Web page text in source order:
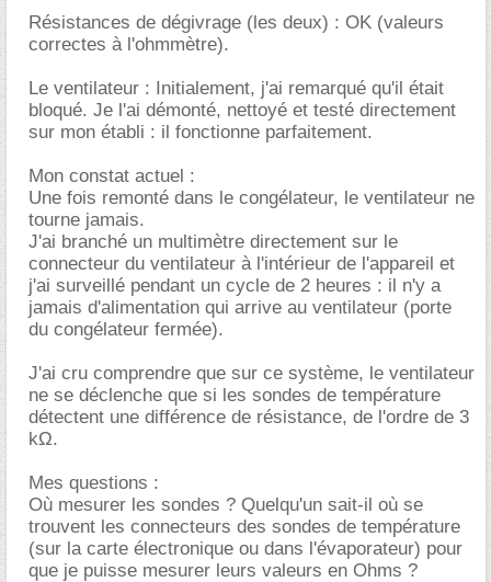
Résistances de dégivrage (les deux) : OK (valeurs
correctes à l'ohmmètre).
Le ventilateur : Initialement, j'ai remarqué qu'il était
bloqué. Je l'ai démonté, nettoyé et testé directement
sur mon établi : il fonctionne parfaitement.
Mon constat actuel :
Une fois remonté dans le congélateur, le ventilateur ne
tourne jamais.
J'ai branché un multimètre directement sur le
connecteur du ventilateur à l'intérieur de l'appareil et
j'ai surveillé pendant un cycle de 2 heures : il n'y a
jamais d'alimentation qui arrive au ventilateur (porte
du congélateur fermée).
J'ai cru comprendre que sur ce système, le ventilateur
ne se déclenche que si les sondes de température
détectent une différence de résistance, de l'ordre de 3
kΩ.
Mes questions :
Où mesurer les sondes ? Quelqu'un sait-il où se
trouvent les connecteurs des sondes de température
(sur la carte électronique ou dans l'évaporateur) pour
que je puisse mesurer leurs valeurs en Ohms ?